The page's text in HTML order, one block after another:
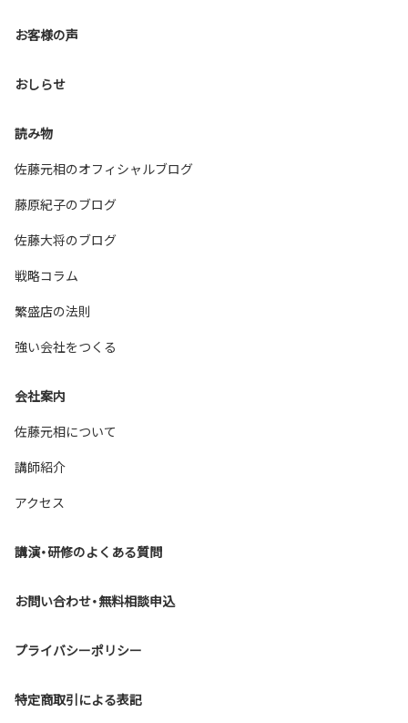
お客様の声
おしらせ
読み物
佐藤元相のオフィシャルブログ
藤原紀子のブログ
佐藤大将のブログ
戦略コラム
繁盛店の法則
強い会社をつくる
会社案内
佐藤元相について
講師紹介
アクセス
講演・研修のよくある質問
お問い合わせ・無料相談申込
プライバシーポリシー
特定商取引による表記